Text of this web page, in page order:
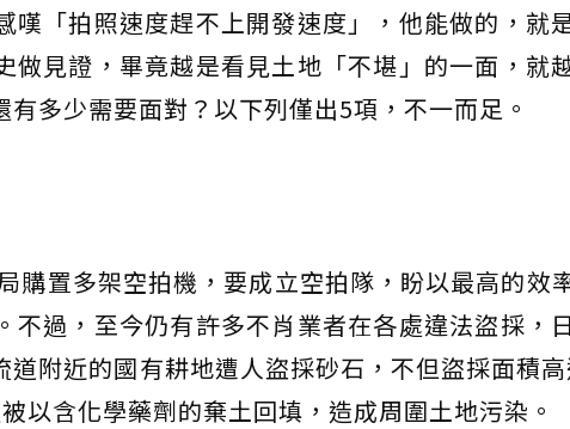
嘆「拍照速度趕不上開發速度」，他能做的，就
做見證，畢竟越是看見土地「不堪」的一面，就
多少需要面對？以下列僅出5項，不一而足。
購置多架空拍機，要成立空拍隊，盼以最高的效
不過，至今仍有許多不肖業者在各處違法盜採，
附近的國有耕地遭人盜採砂石，不但盜採面積
以含化學藥劑的棄土回填，造成周圍土地污染。